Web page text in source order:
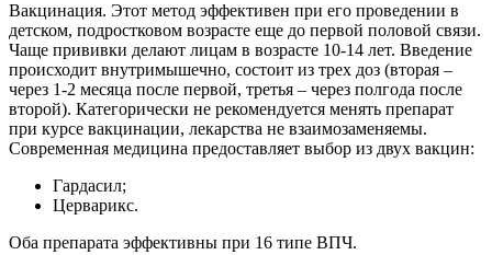
Вакцинация. Этот метод эффективен при его проведении в
детском, подростковом возрасте еще до первой половой связи.
Чаще прививки делают лицам в возрасте 10-14 лет. Введение
происходит внутримышечно, состоит из трех доз (вторая –
через 1-2 месяца после первой, третья – через полгода после
второй). Категорически не рекомендуется менять препарат
при курсе вакцинации, лекарства не взаимозаменяемы.
Современная медицина предоставляет выбор из двух вакцин:
Гардасил;
Церварикс.
Оба препарата эффективны при 16 типе ВПЧ.